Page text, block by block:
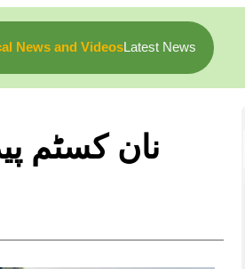
News and VideosLatest News